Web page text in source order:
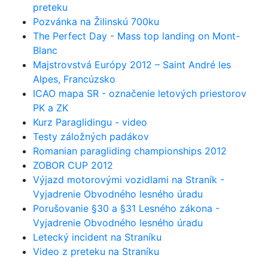
preteku
Pozvánka na Žilinskú 700ku
The Perfect Day - Mass top landing on Mont-
Blanc
Majstrovstvá Európy 2012 – Saint André les
Alpes, Francúzsko
ICAO mapa SR - označenie letových priestorov
PK a ZK
Kurz Paraglidingu - video
Testy záložných padákov
Romanian paragliding championships 2012
ZOBOR CUP 2012
Výjazd motorovými vozidlami na Straník -
Vyjadrenie Obvodného lesného úradu
Porušovanie §30 a §31 Lesného zákona -
Vyjadrenie Obvodného lesného úradu
Letecký incident na Straníku
Video z preteku na Straníku